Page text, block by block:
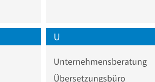
U
Unternehmensberatung
Übersetzungsbüro